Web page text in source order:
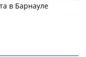
в Барнауле